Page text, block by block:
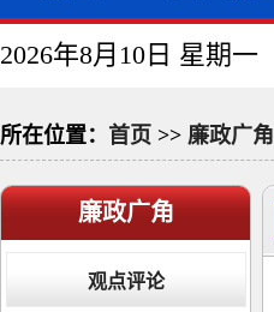
2026年8月10日 星期一
所在位置： 首页 >> 廉政广角
廉政广角
观点评论